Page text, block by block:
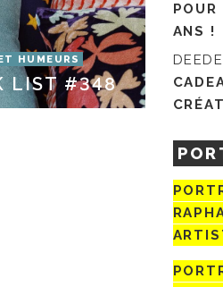
HUMEURS
LIST #348
ANS !